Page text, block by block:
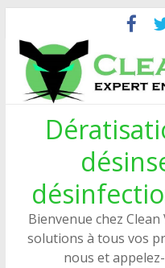
Bienvenue chez
solutions à tous vos
nous et